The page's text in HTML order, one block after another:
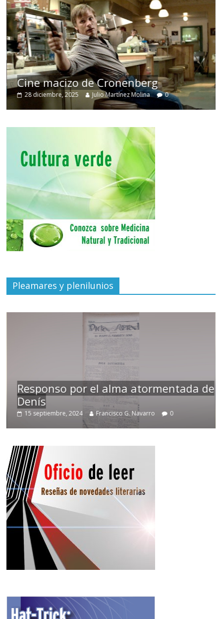
El documentalNuestra tierray el
despojo de los pueblos originarios
30 junio, 2026 Julio Martínez Molina 0
Pleamares y plenilunios
de
Temprano oficio de lector
2 noviembre, 2024 Francisco G. Navarro